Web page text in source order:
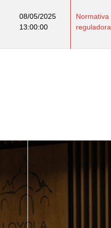
08/05/2025
13:00:00
Normativa
reguladora